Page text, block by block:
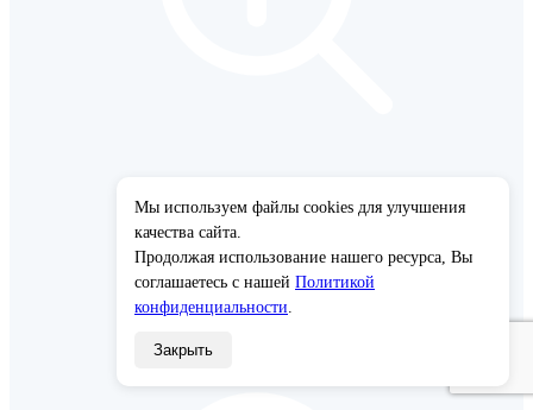
Мы используем файлы cookies для улучшения
качества сайта.
Продолжая использование нашего ресурса, Вы
соглашаетесь с нашей Политикой
конфиденциальности.
Закрыть